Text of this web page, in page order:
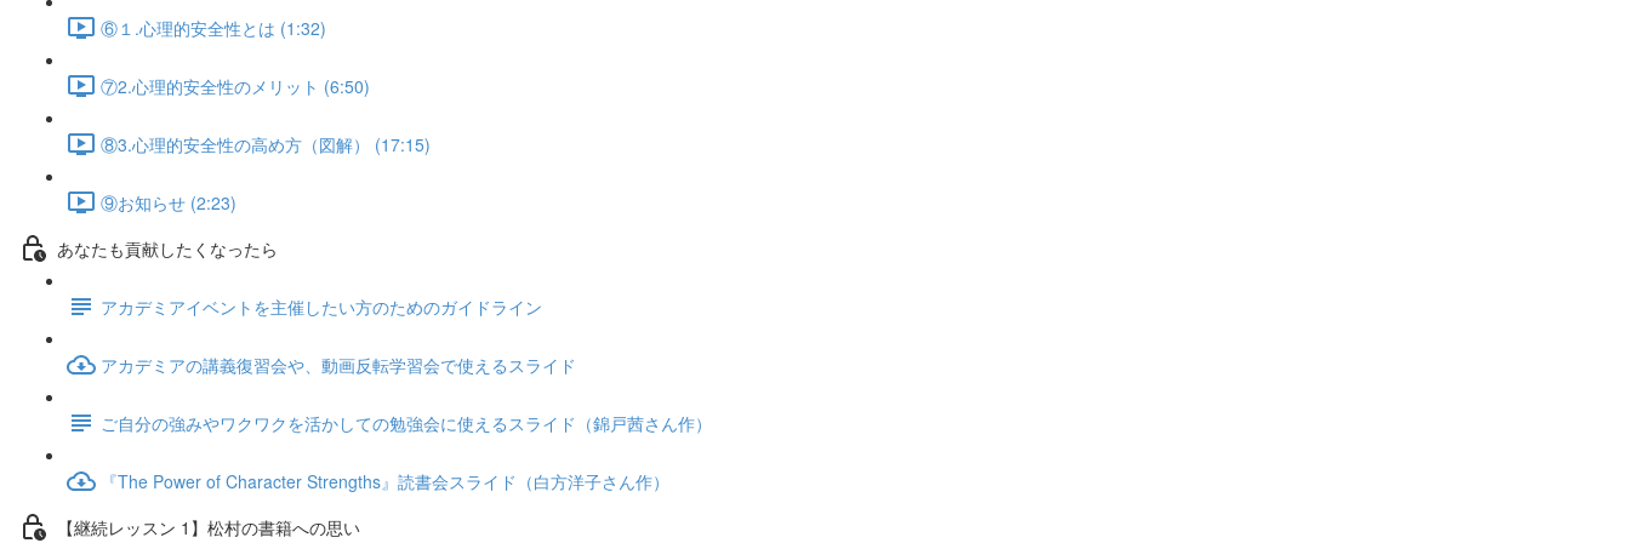
⑥１.心理的安全性とは (1:32)
⑦2.心理的安全性のメリット (6:50)
⑧3.心理的安全性の高め方（図解） (17:15)
⑨お知らせ (2:23)
あなたも貢献したくなったら
アカデミアイベントを主催したい方のためのガイドライン
アカデミアの講義復習会や、動画反転学習会で使えるスライド
ご自分の強みやワクワクを活かしての勉強会に使えるスライド（錦戸茜さん作）
『The Power of Character Strengths』読書会スライド（白方洋子さん作）
【継続レッスン 1】松村の書籍への思い